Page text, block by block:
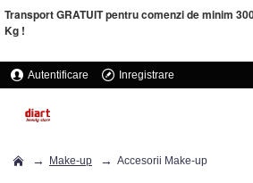
Transport GRATUIT pentru comenzi de minim
Kg !
Autentificare Inregistrare
Make-up Accesorii Make-up